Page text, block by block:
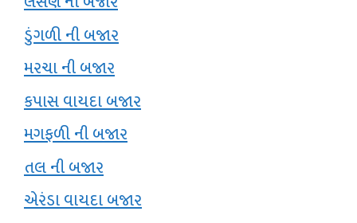
ડુંગળી ની બજાર
મરચા ની બજાર
કપાસ વાયદા બજાર
મગફળી ની બજાર
તલ ની બજાર
એરંડા વાયદા બજાર